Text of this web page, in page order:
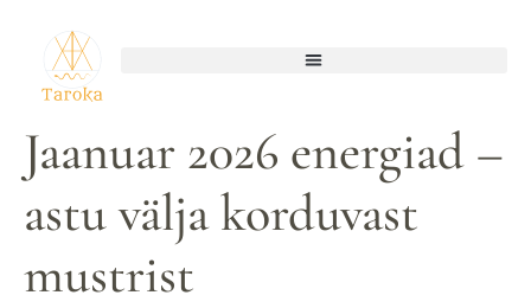
Jaanuar 2026 energiad –
astu välja korduvast
mustrist